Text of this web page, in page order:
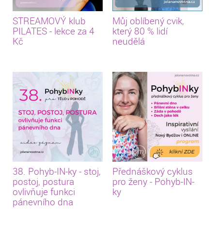
STREAMOVÝ klub
PILATES - lekce za 4
Kč
Můj oblíbený cvik,
který 80 % lidí
neudělá
38. Pohyb-IN-ky - stoj,
postoj, postura
ovlivňuje funkci
pánevního dna
Přednáškový cyklus
pro ženy - Pohyb-IN-
ky